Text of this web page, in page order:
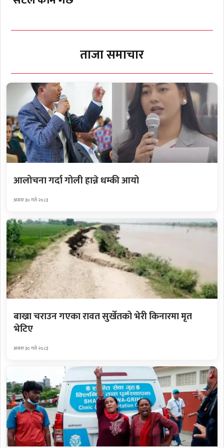
ताजा समाचार
आलोचना गर्दा गोली हान्ने धम्की आयो
असार ३० गते २०८३
बाख्रा चराउन गएका रावत सुर्खेतको भेरी किनारमा मृत
भेटिए
असार ३० गते २०८३